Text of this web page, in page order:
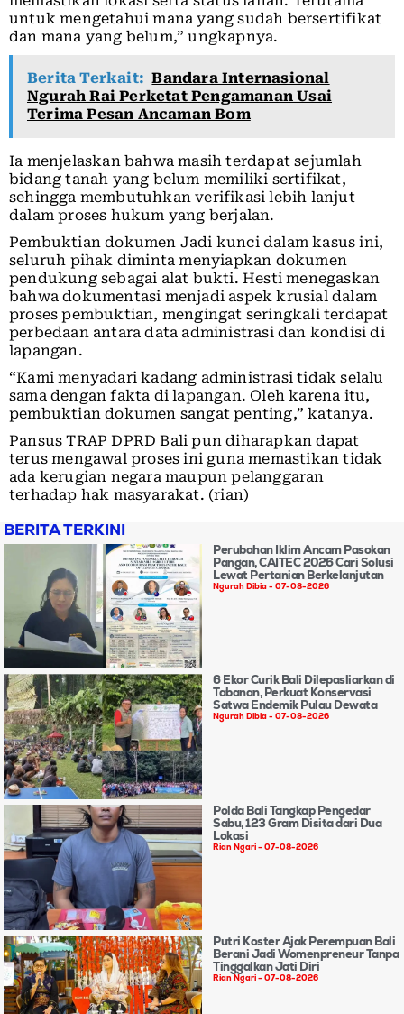
untuk mengetahui mana yang sudah bersertifikat
dan mana yang belum,” ungkapnya.
Berita Terkait: Bandara Internasional
Ngurah Rai Perketat Pengamanan Usai
Terima Pesan Ancaman Bom
Ia menjelaskan bahwa masih terdapat sejumlah
bidang tanah yang belum memiliki sertifikat,
sehingga membutuhkan verifikasi lebih lanjut
dalam proses hukum yang berjalan.
Pembuktian dokumen Jadi kunci dalam kasus ini,
seluruh pihak diminta menyiapkan dokumen
pendukung sebagai alat bukti. Hesti menegaskan
bahwa dokumentasi menjadi aspek krusial dalam
proses pembuktian, mengingat seringkali terdapat
perbedaan antara data administrasi dan kondisi di
lapangan.
“Kami menyadari kadang administrasi tidak selalu
sama dengan fakta di lapangan. Oleh karena itu,
pembuktian dokumen sangat penting,” katanya.
Pansus TRAP DPRD Bali pun diharapkan dapat
terus mengawal proses ini guna memastikan tidak
ada kerugian negara maupun pelanggaran
terhadap hak masyarakat. (rian)
BERITA TERKINI
Perubahan Iklim Ancam Pasokan
Pangan, CAITEC 2026 Cari Solusi
Lewat Pertanian Berkelanjutan
Ngurah Dibia 07-08-2026
6 Ekor Curik Bali Dilepasliarkan di
Tabanan, Perkuat Konservasi
Satwa Endemik Pulau Dewata
Ngurah Dibia 07-08-2026
Polda Bali Tangkap Pengedar
Sabu, 123 Gram Disita dari Dua
Lokasi
Rian Ngari 07-08-2026
Putri Koster Ajak Perempuan Bali
Berani Jadi Womenpreneur Tanpa
Tinggalkan Jati Diri
Rian Ngari 07-08-2026